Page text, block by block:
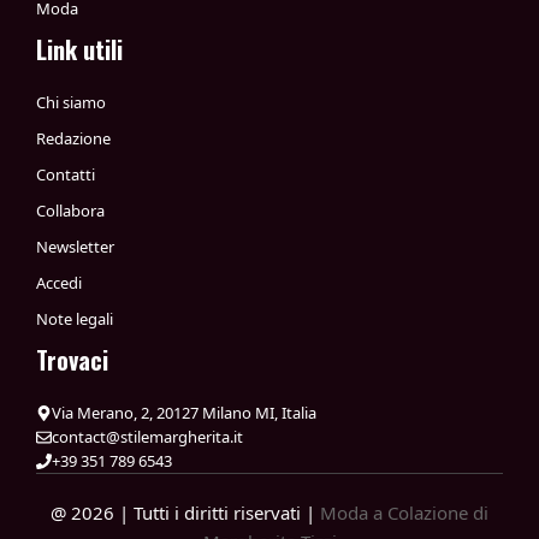
Moda
Link utili
Chi siamo
Redazione
Contatti
Collabora
Newsletter
Accedi
Note legali
Trovaci
Via Merano, 2, 20127 Milano MI, Italia
contact@stilemargherita.it
+39 351 789 6543
@ 2026 | Tutti i diritti riservati | Moda a Colazione di